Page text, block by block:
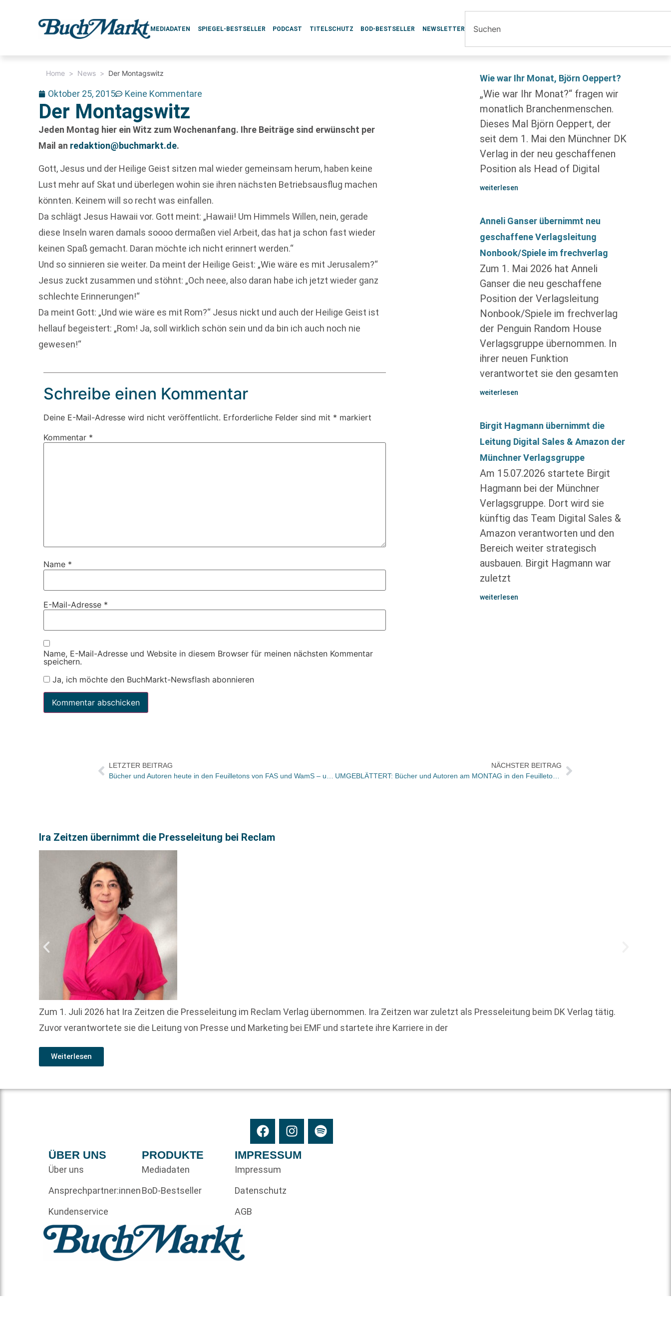
MEDIADATEN SPIEGEL-BESTSELLER PODCAST TITELSCHUTZ BOD-BESTSELLER NEWSLETTER
Home > News > Der Montagswitz
Oktober 25, 2015 Keine Kommentare
Der Montagswitz
Jeden Montag hier ein Witz zum Wochenanfang. Ihre Beiträge sind erwünscht per
Mail an redaktion@buchmarkt.de.
Gott, Jesus und der Heilige Geist sitzen mal wieder gemeinsam herum, haben keine
Lust mehr auf Skat und überlegen wohin sie ihren nächsten Betriebsausflug machen
könnten. Keinem will so recht was einfallen.
Da schlägt Jesus Hawaii vor. Gott meint: „Hawaii! Um Himmels Willen, nein, gerade
diese Inseln waren damals soooo dermaßen viel Arbeit, das hat ja schon fast wieder
keinen Spaß gemacht. Daran möchte ich nicht erinnert werden.“
Und so sinnieren sie weiter. Da meint der Heilige Geist: „Wie wäre es mit Jerusalem?“
Jesus zuckt zusammen und stöhnt: „Och neee, also daran habe ich jetzt wieder ganz
schlechte Erinnerungen!“
Da meint Gott: „Und wie wäre es mit Rom?“ Jesus nickt und auch der Heilige Geist ist
hellauf begeistert: „Rom! Ja, soll wirklich schön sein und da bin ich auch noch nie
gewesen!“
Schreibe einen Kommentar
Deine E-Mail-Adresse wird nicht veröffentlicht. Erforderliche Felder sind mit * markiert
Kommentar *
Name *
E-Mail-Adresse *
Name, E-Mail-Adresse und Website in diesem Browser für meinen nächsten Kommentar
speichern.
Ja, ich möchte den BuchMarkt-Newsflash abonnieren
Wie war Ihr Monat, Björn Oeppert?
„Wie war Ihr Monat?“ fragen wir
monatlich Branchenmenschen.
Dieses Mal Björn Oeppert, der
seit dem 1. Mai den Münchner DK
Verlag in der neu geschaffenen
Position als Head of Digital
weiterlesen
Anneli Ganser übernimmt neu
geschaffene Verlagsleitung
Nonbook/Spiele im frechverlag
Zum 1. Mai 2026 hat Anneli
Ganser die neu geschaffene
Position der Verlagsleitung
Nonbook/Spiele im frechverlag
der Penguin Random House
Verlagsgruppe übernommen. In
ihrer neuen Funktion
verantwortet sie den gesamten
weiterlesen
Birgit Hagmann übernimmt die
Leitung Digital Sales & Amazon der
Münchner Verlagsgruppe
Am 15.07.2026 startete Birgit
Hagmann bei der Münchner
Verlagsgruppe. Dort wird sie
künftig das Team Digital Sales &
Amazon verantworten und den
Bereich weiter strategisch
ausbauen. Birgit Hagmann war
zuletzt
weiterlesen
LETZTER BEITRAG
NÄCHSTER BEITRAG
Ira Zeitzen übernimmt die Presseleitung bei Reclam
Zum 1. Juli 2026 hat Ira Zeitzen die Presseleitung im Reclam Verlag übernommen. Ira Zeitzen war zuletzt als Presseleitung beim DK Verlag tätig.
Zuvor verantwortete sie die Leitung von Presse und Marketing bei EMF und startete ihre Karriere in der
Weiterlesen
ÜBER UNS
Über uns
Ansprechpartner:innen
Kundenservice
PRODUKTE
Mediadaten
BoD-Bestseller
IMPRESSUM
Impressum
Datenschutz
AGB